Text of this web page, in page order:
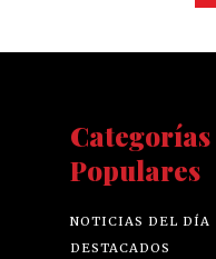
Categorías
Populares
NOTICIAS DEL DÍA
DESTACADOS